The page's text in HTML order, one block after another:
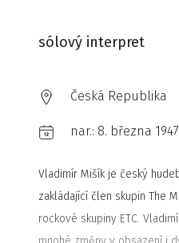
sólový interpret
Česká Republika
nar.: 8. března 1947
Vladimír Mišík je český
zakládající člen skupin The
rockové skupiny ETC.